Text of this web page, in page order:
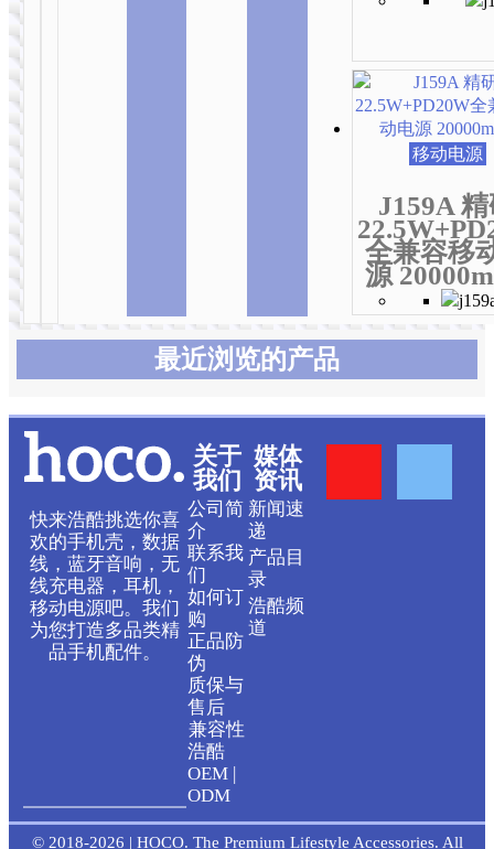
项
项
移动电源
J159A
全兼容移
源
项
最近浏览的产品
快来浩酷挑选你喜
欢的手机壳，数据
线，蓝牙音响，无
线充电器，耳机，
移动电源吧。我们
为您打造多品类精
品手机配件。
关于
我们
公司简
介
联系我
们
如何订
购
正品防
伪
质保与
售后
兼容性
浩酷
OEM |
ODM
媒体
资讯
新闻速
递
产品目
录
浩酷频
道
© 2018-2026 | HOCO. The Premium Lifestyle Accessories. All